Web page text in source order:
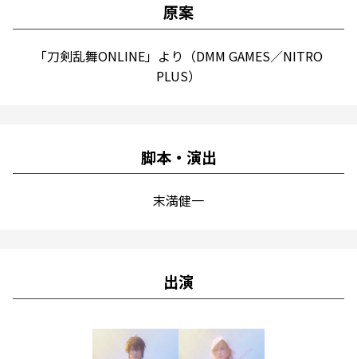
原案
「刀剣乱舞ONLINE」より（DMM GAMES／NITRO
PLUS）
脚本・演出
末満健一
出演